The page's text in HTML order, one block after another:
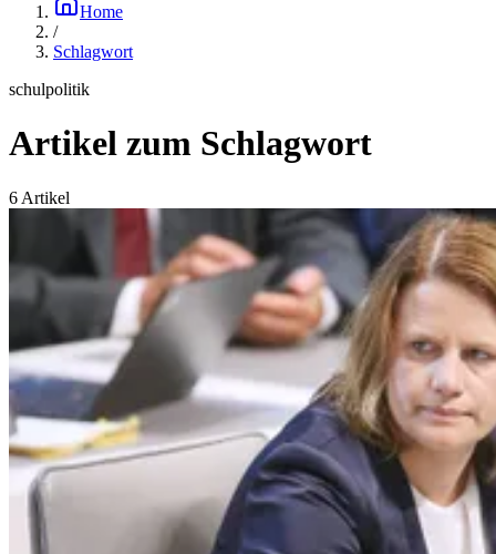
Home
/
Schlagwort
schulpolitik
Artikel zum Schlagwort
6 Artikel